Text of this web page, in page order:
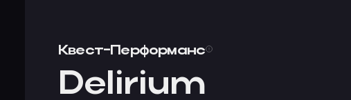
Квест-Перформанс
Delirium